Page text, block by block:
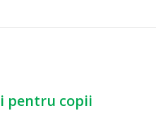
pentru copii